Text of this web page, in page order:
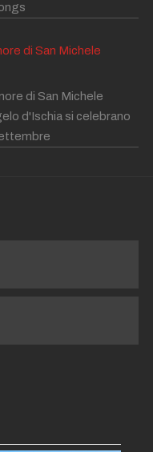
di San Michele
di San Michele
d'Ischia si celebrano